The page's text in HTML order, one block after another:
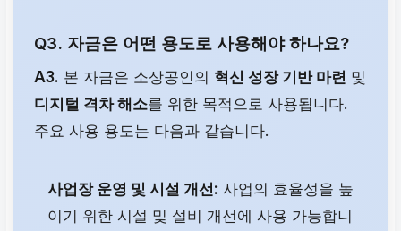
Q3. 자금은 어떤 용도로 사용해야 하나요?
A3. 본 자금은 소상공인의 혁신 성장 기반 마련 및
디지털 격차 해소를 위한 목적으로 사용됩니다.
주요 사용 용도는 다음과 같습니다.
사업장 운영 및 시설 개선: 사업의 효율성을 높
이기 위한 시설 및 설비 개선에 사용 가능합니